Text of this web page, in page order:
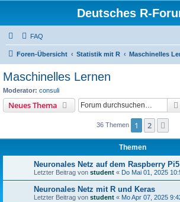
Deutsches R-
FAQ
Foren-Übersicht Statistik mit R Maschinelles
Maschinelles Lernen
Moderator: consuli
Neues Thema
36 Themen 1 2
Themen
Neuronales Netz auf dem Raspberry
Letzter Beitrag von student « Do Mai 01, 2025
Neuronales Netz mit R und Keras
Letzter Beitrag von student « Mo Apr 07, 2025